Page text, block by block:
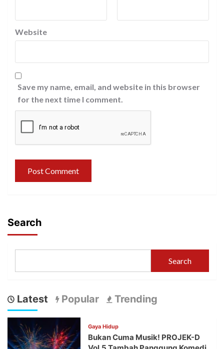
Website
Save my name, email, and website in this browser
for the next time I comment.
Search
Search
Latest Popular Trending
Gaya Hidup
Bukan Cuma Musik! PROJEK-D